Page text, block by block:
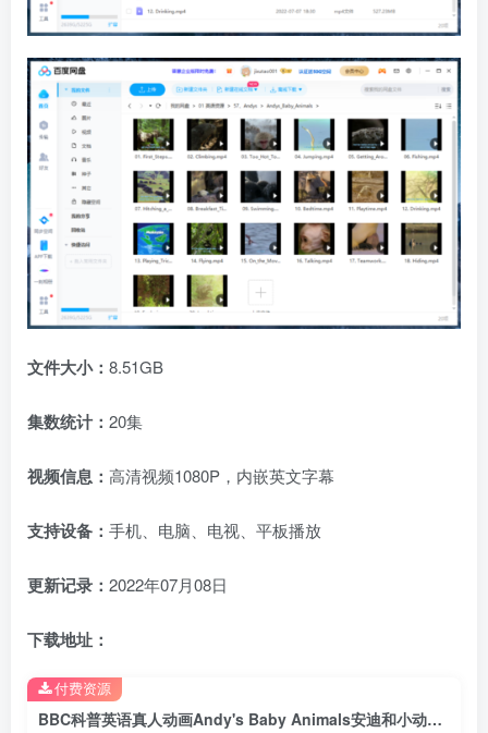
文件大小： 8.51GB
集数统计： 20集
视频信息： 高清视频1080P，内嵌英文字幕
支持设备： 手机、电脑、电视、平板播放
更新记录： 2022年07月08日
下载地址：
BBC科普英语真人动画Andy's Baby Animals安迪和小动物，适合0-10岁，全20集，1080P高清视频带英文字幕，百度网盘下载！
付费资源